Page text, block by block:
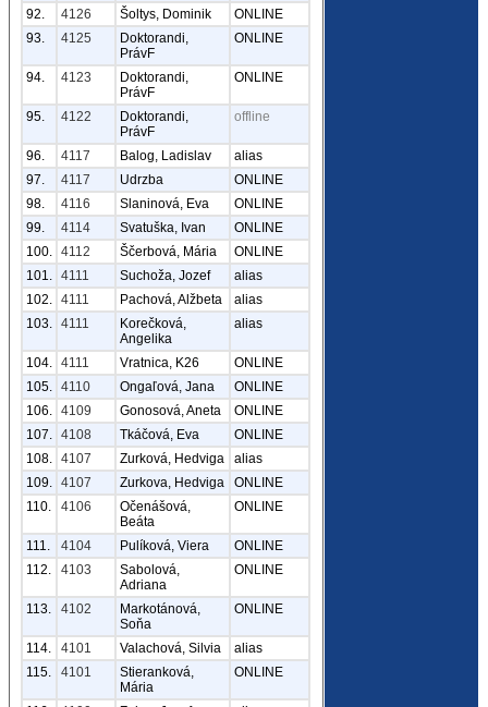
92.
4126 Šoltys, Dominik
ONLINE
93.
4125
Doktorandi,
PrávF
ONLINE
94. 4123
Doktorandi,
PrávF
ONLINE
95. 4122
Doktorandi,
PrávF
offline
96. 4117 Balog, Ladislav
alias
97.
4117 Udrzba
ONLINE
98.
4116 Slaninová, Eva
ONLINE
99.
4114 Svatuška, Ivan
ONLINE
100.
4112 Ščerbová, Mária
ONLINE
101.
4111 Suchoža, Jozef
alias
102.
4111 Pachová, Alžbeta
alias
103.
4111
Korečková,
Angelika
alias
104. 4111 Vratnica, K26
ONLINE
105.
4110 Ongaľová, Jana
ONLINE
106.
4109 Gonosová, Aneta
ONLINE
107.
4108 Tkáčová, Eva
ONLINE
108.
4107 Zurková, Hedviga
alias
109.
4107 Zurkova, Hedviga
ONLINE
110.
4106
Očenášová,
Beáta
ONLINE
111. 4104 Pulíková, Viera
ONLINE
112.
4103
Sabolová,
Adriana
ONLINE
113. 4102
Markotánová,
Soňa
ONLINE
114. 4101 Valachová, Silvia
alias
115.
4101
Stieranková,
Mária
ONLINE